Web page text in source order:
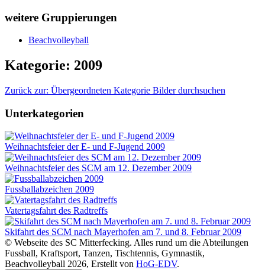
weitere Gruppierungen
Beachvolleyball
Kategorie: 2009
Zurück zur: Übergeordneten Kategorie Bilder durchsuchen
Unterkategorien
Weihnachtsfeier der E- und F-Jugend 2009
Weihnachtsfeier des SCM am 12. Dezember 2009
Fussballabzeichen 2009
Vatertagsfahrt des Radtreffs
Skifahrt des SCM nach Mayerhofen am 7. und 8. Februar 2009
© Webseite des SC Mitterfecking. Alles rund um die Abteilungen
Fussball, Kraftsport, Tanzen, Tischtennis, Gymnastik,
Beachvolleyball 2026, Erstellt von HoG-EDV.